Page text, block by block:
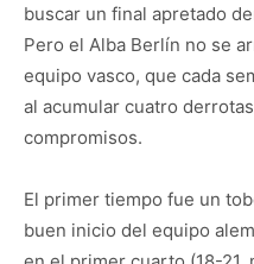
buscar un final apretado
Pero el Alba Berlín no se
equipo vasco, que cada
al acumular cuatro
compromisos.
El primer tiempo fue un
buen inicio del equipo